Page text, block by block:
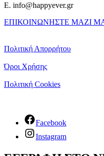
E. info@happyever.gr
ΕΠΙΚΟΙΝΩΝΗΣΤΕ ΜΑΖΙ
Πολιτική Απορρήτου
Όροι Χρήσης
Πολιτική Cookies
Facebook
Instagram